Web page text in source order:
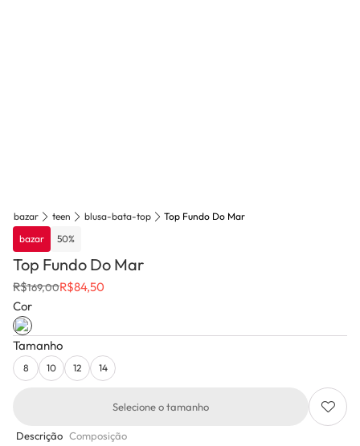
bazar teen blusa-bata-top
Top Fundo Do Mar
bazar
50%
Top Fundo Do Mar
R$169,00R$84,50
Cor
Tamanho
8 10 12 14
Selecione o tamanho
Descrição Composição